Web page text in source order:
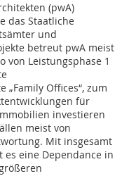
(pwA)
das Staatliche
und
betreut pwA meist
von Leistungsphase 1
„Family Offices“, zum
für
investieren
meist von
Mit insgesamt
es eine Dependance in